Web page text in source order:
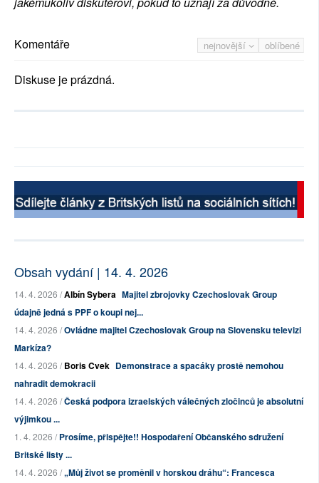
nejnovější oblíbené
Komentáře
Diskuse je prázdná.
Obsah vydání | 14. 4. 2026
14. 4. 2026 /Albín Sybera Majitel zbrojovky Czechoslovak Group
údajně jedná s PPF o koupi nej...
14. 4. 2026 /Ovládne majitel Czechoslovak Group na Slovensku televizi
Markíza?
14. 4. 2026 /Boris Cvek Demonstrace a spacáky prostě nemohou
nahradit demokracii
14. 4. 2026 /Česká podpora izraelských válečných zločinců je absolutní
výjimkou ...
1. 4. 2026 /Prosíme, přispějte!! Hospodaření Občanského sdružení
Britské listy ...
14. 4. 2026 /„Můj život se proměnil v horskou dráhu“: Francesca